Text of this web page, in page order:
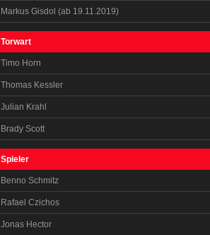
Markus Gisdol (ab 19.11.2019)
Torwart
Timo Horn
Thomas Kessler
Julian Krahl
Brady Scott
Spieler
Benno Schmitz
Rafael Czichos
Jonas Hector